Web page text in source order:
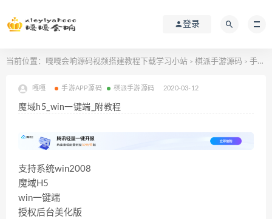
登录
当前位置： 嘎嘎会响源码视频搭建教程下载学习小站 > 棋派手游源码 > 手游APP源码
嘎嘎 手游APP源码 棋派手游源码 2020-03-12
魔域h5_win一键端_附教程
支持系统win2008
魔域H5
win一键端
授权后台美化版